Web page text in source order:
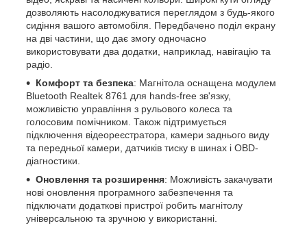
дозволяють насолоджуватися переглядом з будь-якого
сидіння вашого автомобіля. Передбачено поділ екрану
на дві частини, що дає змогу одночасно
використовувати два додатки, наприклад, навігацію та
радіо.
Комфорт та безпека: Магнітола оснащена модулем
Bluetooth Realtek 8761 для hands-free зв'язку,
можливістю управління з рульового колеса та
голосовим помічником. Також підтримується
підключення відеореєстратора, камери заднього виду
та передньої камери, датчиків тиску в шинах і OBD-
діагностики.
Оновлення та розширення: Можливість закачувати
нові оновлення програмного забезпечення та
підключати додаткові пристрої робить магнітолу
універсальною та зручною у використанні.